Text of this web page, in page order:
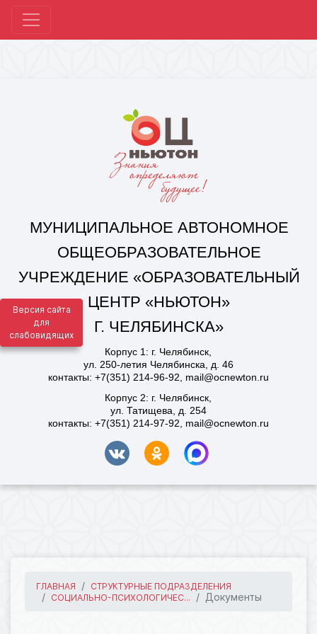
Версия сайта
для
слабовидящих
Корпус 1: г. Челябинск,
ул. 250-летия Челябинска, д. 46
Корпус 2: г. Челябинск,
контакты: +7(351) 214-97-92, mail@ocnewton.ru
МУНИЦИПАЛЬНОЕ АВТОНОМНОЕ
ОБЩЕОБРАЗОВАТЕЛЬНОЕ
УЧРЕЖДЕНИЕ «ОБРАЗОВАТЕЛЬНЫЙ
Г. ЧЕЛЯБИНСКА»
ГЛАВНАЯ
СТРУКТУРНЫЕ ПОДРАЗДЕЛЕНИЯ
СОЦИАЛЬНО-ПСИХОЛОГИЧЕС...
Документы